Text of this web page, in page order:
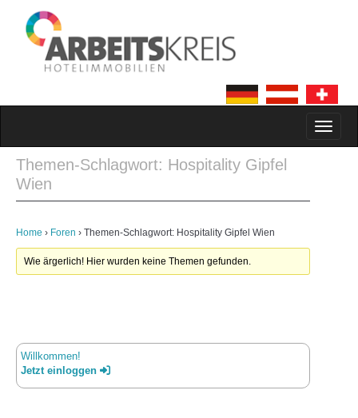
Themen-Schlagwort: Hospitality Gipfel
Wien
Home › Foren › Themen-Schlagwort: Hospitality Gipfel Wien
Wie ärgerlich! Hier wurden keine Themen gefunden.
Willkommen!
Jetzt einloggen